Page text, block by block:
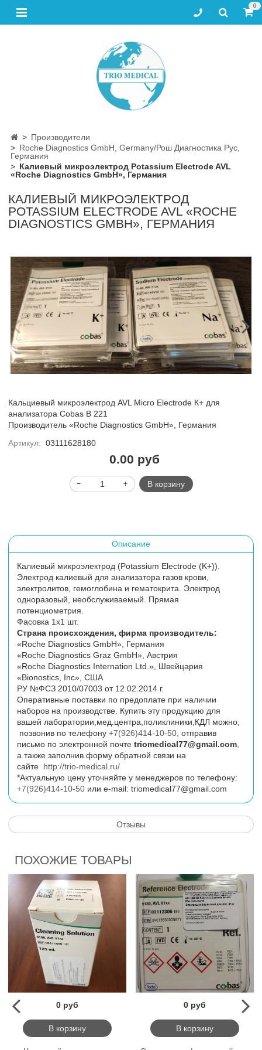
0
Производители
Roche Diagnostics GmbH, Germany/Рош Диагностика Рус,
Германия
Калиевый микроэлектрод Potassium Electrode AVL
«Roche Diagnostics GmbH», Германия
КАЛИЕВЫЙ МИКРОЭЛЕКТРОД
POTASSIUM ELECTRODE AVL «ROCHE
DIAGNOSTICS GMBH», ГЕРМАНИЯ
Кальциевый микроэлектрод AVL Micro Electrode К+ для
анализатора Cobas B 221
Производитель «Roche Diagnostics GmbH», Германия
Артикул: 03111628180
0.00 руб
В корзину
Описание
Калиевый микроэлектрод (Potassium Electrode (K+)).
Электрод калиевый для анализатора газов крови,
электролитов, гемоглобина и гематокрита. Электрод
одноразовый, необслуживаемый. Прямая
потенциометрия.
Фасовка 1х1 шт.
Страна происхождения, фирма производитель:
«Roche Diagnostics GmbH», Германия
«Roche Diagnostics Graz GmbH», Австрия
«Roche Diagnostics Internation Ltd.», Швейцария
«Bionostics, Inc», США
РУ №ФСЗ 2010/07003 от 12.02.2014 г.
Оперативные поставки по предоплате при наличии
наборов на производстве. Купить эту продукцию для
вашей лаборатории,мед.центра,поликлиники,КДЛ можно,
позвонив по телефону +7(926)414-10-50 , отправив
письмо по электронной почте triomedical77@gmail.com
а также заполнив форму обратной связи на
сайте http://trio-medical.ru/
*Актуальную цену уточняйте у менеджеров по телефону:
+7(926)414-10-50 или e-mail: triomedical77@gmail.com
Отзывы
ПОХОЖИЕ ТОВАРЫ
0 руб
В корзину
0 руб
В корзину